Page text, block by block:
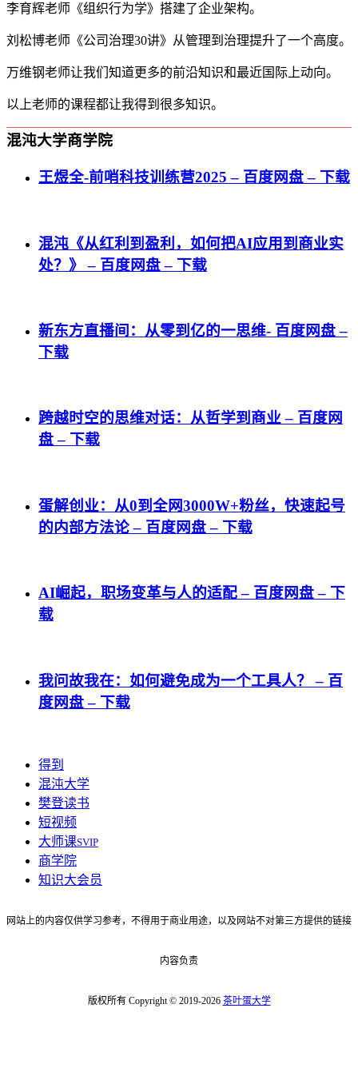
李育辉老师《组织行为学》搭建了企业架构。
刘松博老师《公司治理30讲》从管理到治理提升了一个高度。
万维钢老师让我们知道更多的前沿知识和最近国际上动向。
以上老师的课程都让我得到很多知识。
混沌大学商学院
王煜全-前哨科技训练营2025 – 百度网盘 – 下载
混沌《从红利到盈利，如何把AI应用到商业实
处？》 – 百度网盘 – 下载
新东方直播间：从零到亿的一思维- 百度网盘 –
下载
跨越时空的思维对话：从哲学到商业 – 百度网
盘 – 下载
蛋解创业：从0到全网3000W+粉丝，快速起号
的内部方法论 – 百度网盘 – 下载
AI崛起，职场变革与人的适配 – 百度网盘 – 下
载
我问故我在：如何避免成为一个工具人？ – 百
度网盘 – 下载
得到
混沌大学
樊登读书
短视频
大师课SVIP
商学院
知识大会员
网站上的内容仅供学习参考，不得用于商业用途，以及网站不对第三方提供的链接
内容负责
版权所有 Copyright © 2019-2026 茶叶蛋大学